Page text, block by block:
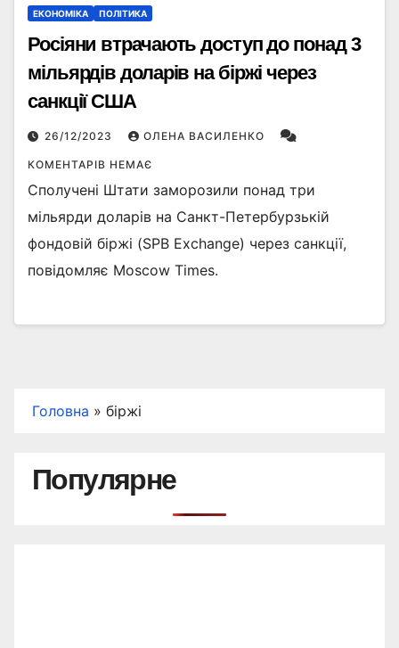
ЕКОНОМІКА ПОЛІТИКА
Росіяни втрачають доступ до понад 3
мільярдів доларів на біржі через
санкції США
26/12/2023 ОЛЕНА ВАСИЛЕНКО
КОМЕНТАРІВ НЕМАЄ
Сполучені Штати заморозили понад три
мільярди доларів на Санкт-Петербурзькій
фондовій біржі (SPB Exchange) через санкції,
повідомляє Moscow Times.
Головна » біржі
Популярне